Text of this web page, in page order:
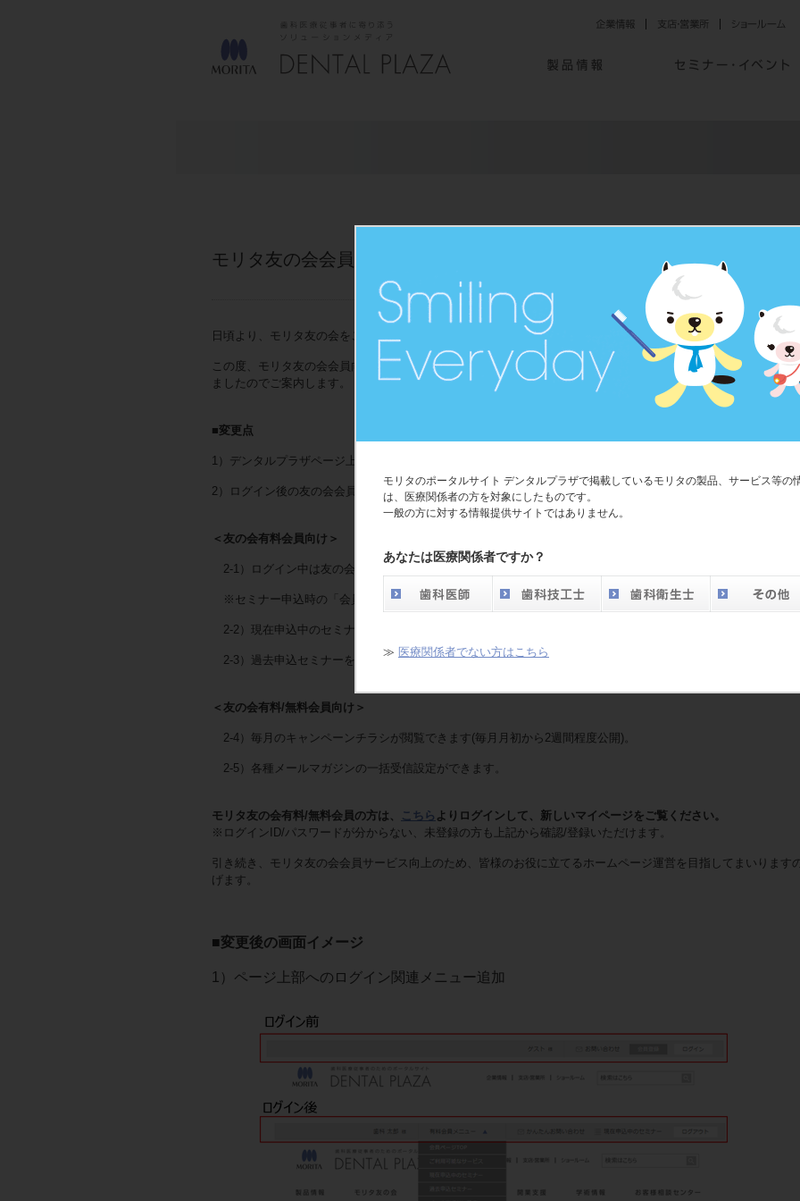
モリタのポータルサイト デンタルプラザで掲載しているモリタの製品、サービス等の
は、医療関係者の方を対象にしたものです。
一般の方に対する情報提供サイトではありません。
あなたは医療関係者ですか？
≫ 医療関係者でない方はこちら
モリタ友の会会員向け マイぺージ機能 リニューアルのご案内
日頃より、モリタ友の会をご利用いただき、誠にありがとうございます。
この度、モリタ友の会会員向けWEBサービスを更に利用し易くするため、デンタルプラザのログイン関連メニ
ましたのでご案内します。
■変更点
1）デンタルプラザページ上部にログイン前/後の各種メニューが表示され、友の会会員向けログインサービスが
2）ログイン後の友の会会員向けマイページがリニューアルされ、以下の機能が追加されます。
＜友の会有料会員向け＞
2-1）ログイン中は友の会本人価格のセミナー申込時に都度本人確認の手間がなくなります。
※セミナー申込時の「会員番号」「氏名」「電話番号」による本人確認が不要になります。
2-2）現在申込中のセミナーを確認できます。
2-3）過去申込セミナーを確認できます。
＜友の会有料/無料会員向け＞
2-4）毎月のキャンペーンチラシが閲覧できます(毎月月初から2週間程度公開)。
2-5）各種メールマガジンの一括受信設定ができます。
モリタ友の会有料/無料会員の方は、 こちら よりログインして、新しいマイページをご覧ください。
※ログインID/パスワードが分からない、未登録の方も上記から確認/登録いただけます。
引き続き、モリタ友の会会員サービス向上のため、皆様のお役に立てるホームページ運営を目指してまいります
げます。
■変更後の画面イメージ
1）ページ上部へのログイン関連メニュー追加